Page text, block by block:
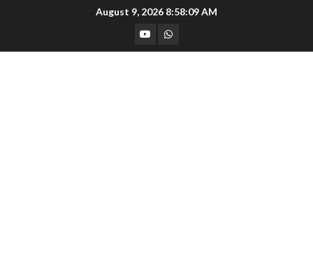
August 9, 2026 8:58:09 AM
YouTubeWhatsapp